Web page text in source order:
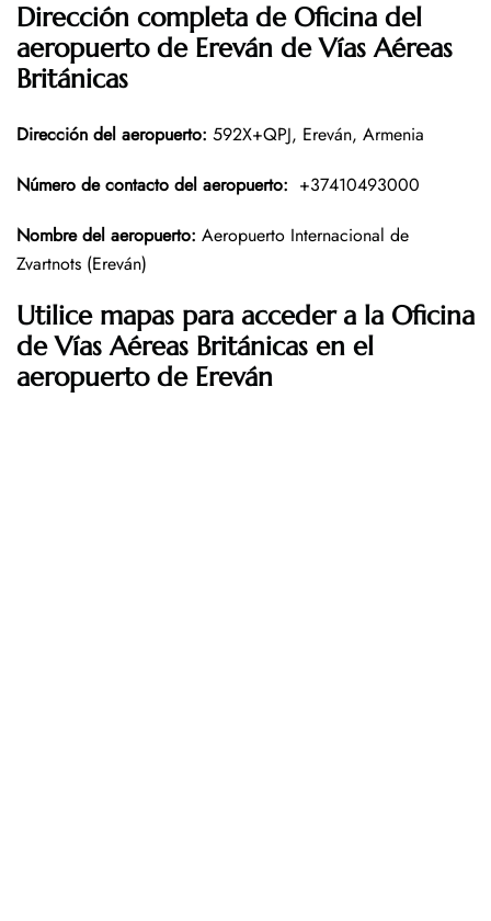
Dirección completa de Oficina del
aeropuerto de Ereván de Vías Aéreas
Británicas
Dirección del aeropuerto: 592X+QPJ, Ereván, Armenia
Número de contacto del aeropuerto: +37410493000
Nombre del aeropuerto: Aeropuerto Internacional de
Zvartnots (Ereván)
Utilice mapas para acceder a la Oficina
de Vías Aéreas Británicas en el
aeropuerto de Ereván